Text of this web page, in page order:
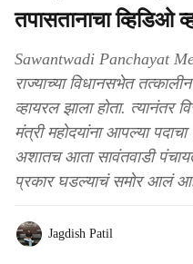
तपासतानाचा व्हिडिओ
Sawantwadi Panchayat
राज्याच्या विधानसभेत
व्हायरल झाला होता. त्यानंतर
मंत्री महोदयांना आपल्या पदाचा
अशातच आता सावंतवाडी
प्रकार घडल्याचं समोर आलं
Jagdish Patil